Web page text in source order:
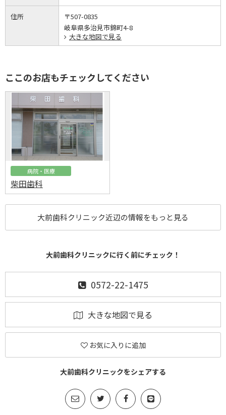
住所
〒507-0835
岐阜県多治見市錦町4-8
大きな地図で見る
ここのお店もチェックしてください
病院・医療
柴田歯科
大前歯科クリニック近辺の情報をもっと見る
大前歯科クリニックに行く前にチェック！
0572-22-1475
大きな地図で見る
お気に入りに追加
大前歯科クリニックをシェアする